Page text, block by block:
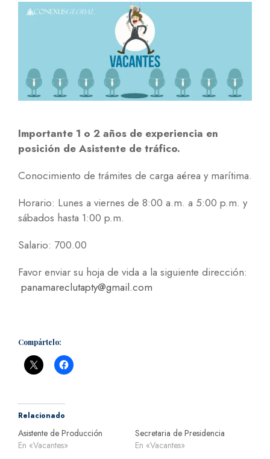
Importante 1 o 2 años de experiencia en
posición de Asistente de tráfico.
Conocimiento de trámites de carga aérea y marítima.
Horario: Lunes a viernes de 8:00 a.m. a 5:00 p.m. y
sábados hasta 1:00 p.m.
Salario: 700.00
Favor enviar su hoja de vida a la siguiente dirección:
panamareclutapty@gmail.com
Compártelo:
Relacionado
Asistente de Producción
En «Vacantes»
Secretaria de Presidencia
En «Vacantes»